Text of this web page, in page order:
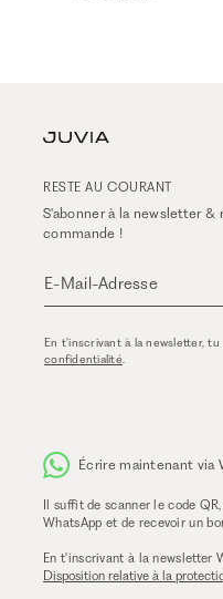
RESTE AU COURANT
S'abonner à la newsletter &
commande !
E-Mail-Adresse
En t'inscrivant à la newsletter,
confidentialité
Écrire maintenant via
Il suffit de scanner le code
WhatsApp et de recevoir un
En t'inscrivant à la newsletter
Disposition relative à la